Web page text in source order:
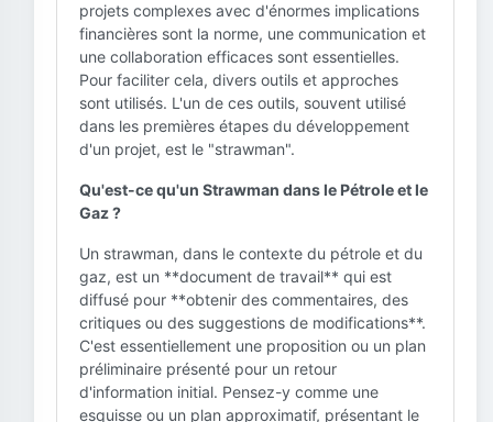
projets complexes avec d'énormes implications
financières sont la norme, une communication et
une collaboration efficaces sont essentielles.
Pour faciliter cela, divers outils et approches
sont utilisés. L'un de ces outils, souvent utilisé
dans les premières étapes du développement
d'un projet, est le "strawman".
Qu'est-ce qu'un Strawman dans le Pétrole et le
Gaz ?
Un strawman, dans le contexte du pétrole et du
gaz, est un **document de travail** qui est
diffusé pour **obtenir des commentaires, des
critiques ou des suggestions de modifications**.
C'est essentiellement une proposition ou un plan
préliminaire présenté pour un retour
d'information initial. Pensez-y comme une
esquisse ou un plan approximatif, présentant le